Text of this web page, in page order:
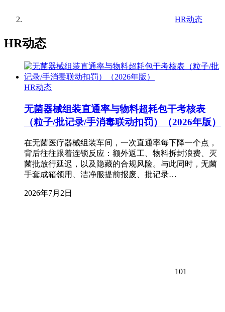
HR动态
HR动态
HR动态
无菌器械组装直通率与物料超耗包干考核表
（粒子/批记录/手消毒联动扣罚）（2026年版）
在无菌医疗器械组装车间，一次直通率每下降一个点，
背后往往跟着连锁反应：额外返工、物料拆封浪费、灭
菌批放行延迟，以及隐藏的合规风险。与此同时，无菌
手套成箱领用、洁净服提前报废、批记录…
2026年7月2日
101